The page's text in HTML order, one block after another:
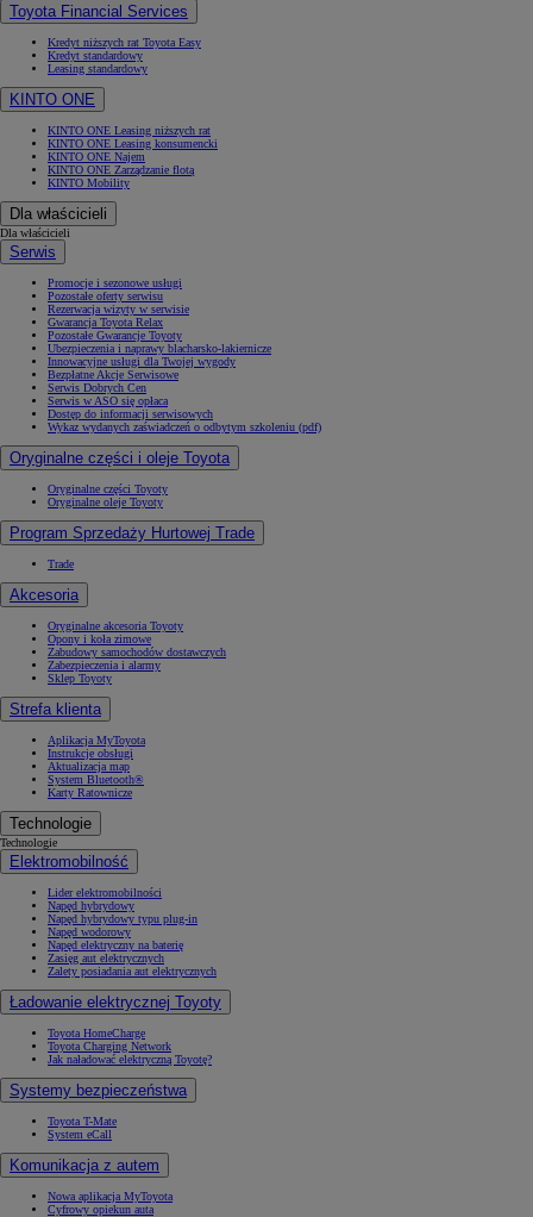
Toyota Financial Services
Kredyt niższych rat Toyota Easy
Kredyt standardowy
Leasing standardowy
KINTO ONE
KINTO ONE Leasing niższych rat
KINTO ONE Leasing konsumencki
KINTO ONE Najem
KINTO ONE Zarządzanie flotą
KINTO Mobility
Dla właścicieli
Dla właścicieli
Serwis
Promocje i sezonowe usługi
Pozostałe oferty serwisu
Rezerwacja wizyty w serwisie
Gwarancja Toyota Relax
Pozostałe Gwarancje Toyoty
Ubezpieczenia i naprawy blacharsko-lakiernicze
Innowacyjne usługi dla Twojej wygody
Bezpłatne Akcje Serwisowe
Serwis Dobrych Cen
Serwis w ASO się opłaca
Dostęp do informacji serwisowych
Wykaz wydanych zaświadczeń o odbytym szkoleniu (pdf)
Oryginalne części i oleje Toyota
Oryginalne części Toyoty
Oryginalne oleje Toyoty
Program Sprzedaży Hurtowej Trade
Trade
Akcesoria
Oryginalne akcesoria Toyoty
Opony i koła zimowe
Zabudowy samochodów dostawczych
Zabezpieczenia i alarmy
Sklep Toyoty
Strefa klienta
Aplikacja MyToyota
Instrukcje obsługi
Aktualizacja map
System Bluetooth®
Karty Ratownicze
Technologie
Technologie
Elektromobilność
Lider elektromobilności
Napęd hybrydowy
Napęd hybrydowy typu plug-in
Napęd wodorowy
Napęd elektryczny na baterię
Zasięg aut elektrycznych
Zalety posiadania aut elektrycznych
Ładowanie elektrycznej Toyoty
Toyota HomeCharge
Toyota Charging Network
Jak naładować elektryczną Toyotę?
Systemy bezpieczeństwa
Toyota T-Mate
System eCall
Komunikacja z autem
Nowa aplikacja MyToyota
Cyfrowy opiekun auta